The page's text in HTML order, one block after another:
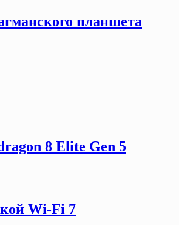
планшета
8 Elite Gen 5
Wi-Fi 7